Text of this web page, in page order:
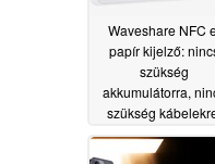
Waveshare NFC
papír kijelző:
szükség
akkumulátorra,
szükség
színes tartalmakat
támogat06/20/2026